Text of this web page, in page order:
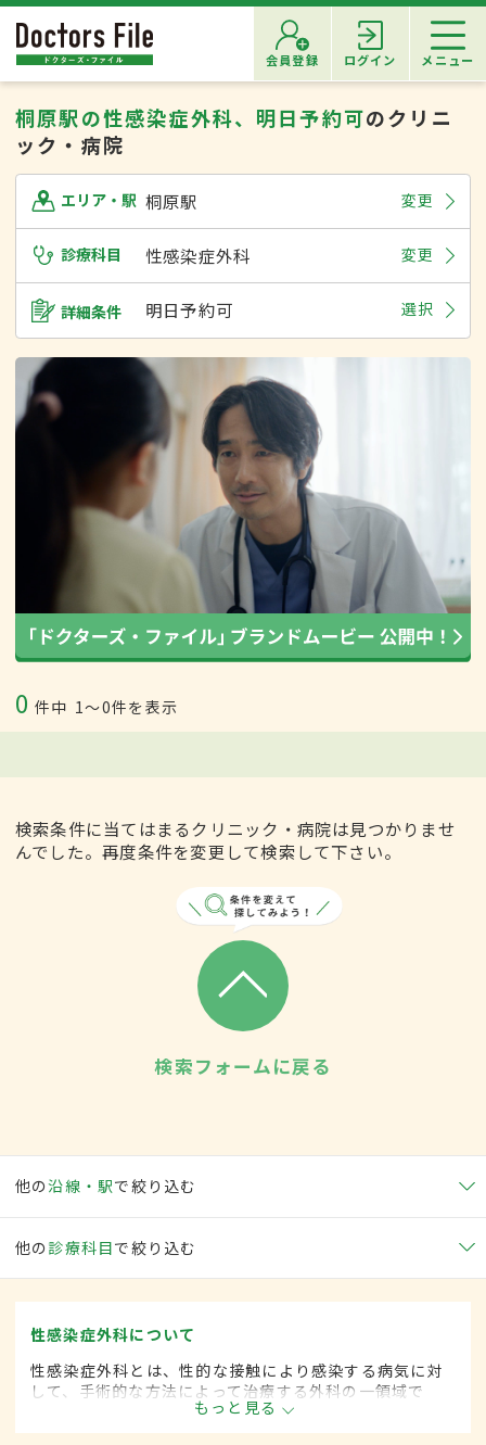
会員登録 ログイン メニュー
桐原駅の性感染症外科、明日予約可のクリニ
ック・病院
エリア・駅 桐原駅 変更
診療科目 性感染症外科 変更
詳細条件 明日予約可 選択
0 件中 1〜0件を表示
検索条件に当てはまるクリニック・病院は見つかりませ
んでした。再度条件を変更して検索して下さい。
検索フォームに戻る
他の沿線・駅で絞り込む
他の 診療科目で絞り込む
性感染症外科について
性感染症外科とは、性的な接触により感染する病気に対
して、手術的な方法によって治療する外科の一領域で
す。平成20年4月の制度改正前は、性感染症科と呼ばれ
ていました。
もっと見る